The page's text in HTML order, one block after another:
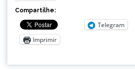
Compartilhe:
Telegram
Imprimir